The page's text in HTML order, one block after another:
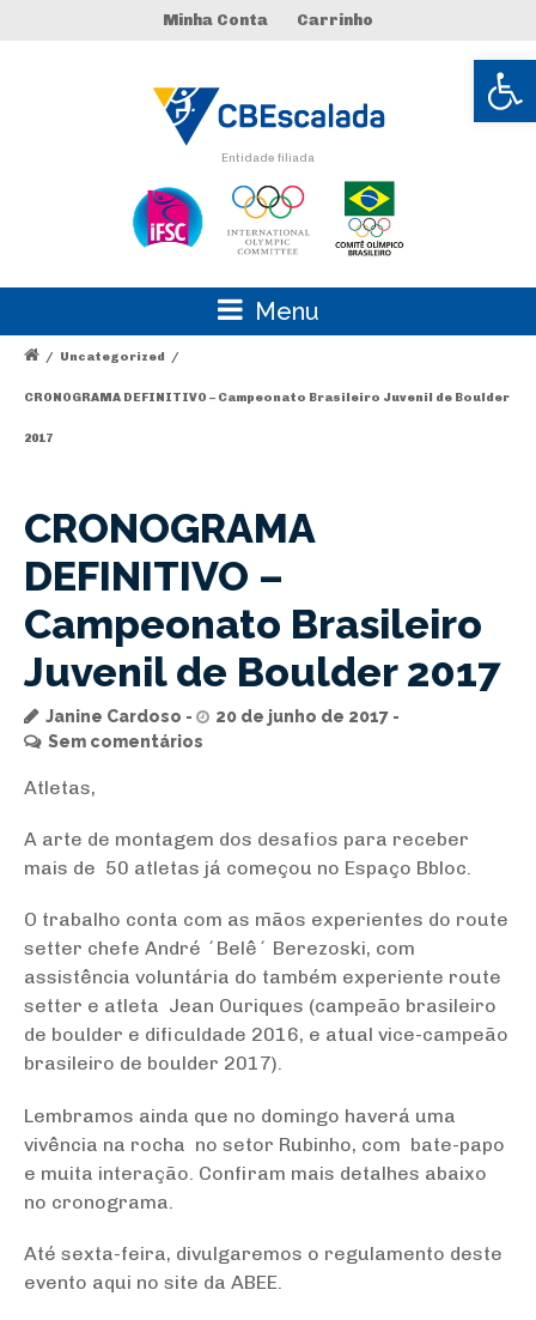
Abrir
Minha Conta Carrinho
Entidade filiada
Menu
/ Uncategorized /
CRONOGRAMA DEFINITIVO – Campeonato Brasileiro Juvenil de Boulder
2017
CRONOGRAMA
DEFINITIVO –
Campeonato Brasileiro
Juvenil de Boulder 2017
Janine Cardoso
20 de junho de 2017
Sem comentários
Atletas,
A arte de montagem dos desafios para receber
mais de 50 atletas já começou no Espaço Bbloc.
O trabalho conta com as mãos experientes do route
setter chefe André ´Belê´ Berezoski, com
assistência voluntária do também experiente route
setter e atleta Jean Ouriques (campeão brasileiro
de boulder e dificuldade 2016, e atual vice-campeão
brasileiro de boulder 2017).
Lembramos ainda que no domingo haverá uma
vivência na rocha no setor Rubinho, com bate-papo
e muita interação. Confiram mais detalhes abaixo
no cronograma.
Até sexta-feira, divulgaremos o regulamento deste
evento aqui no site da ABEE.